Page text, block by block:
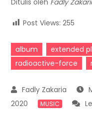
Ditulis oleh Fadly
Post Views: 255
album extended
radioactive-force
2020
MUSIC